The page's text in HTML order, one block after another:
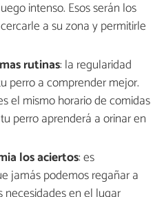
intenso. Esos serán los
a su zona y permitirle
rutinas: la regularidad
perro a comprender mejor.
el mismo horario de comidas
perro aprenderá a orinar en
los aciertos: es
jamás podemos regañar a